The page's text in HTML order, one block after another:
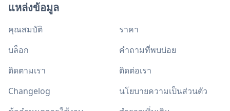
แหล่งข้อมูล
คุณสมบัติ
ราคา
บล็อก
คำถามที่พบบ่อย
ติดตามเรา
ติดต่อเรา
Changelog
นโยบายความเป็นส่วนตัว